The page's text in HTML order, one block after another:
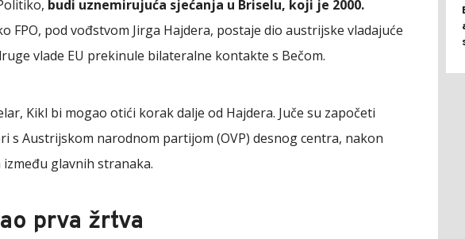
budi uznemirujuća sjećanja u Briselu, koji je 2000.
FPO, pod vođstvom Jirga Hajdera, postaje dio austrijske vladajuće
vlade EU prekinule bilateralne kontakte s Bečom.
Kikl bi mogao otići korak dalje od Hajdera. Juče su započeti
s Austrijskom narodnom partijom (OVP) desnog centra, nakon
glavnih stranaka.
prva žrtva